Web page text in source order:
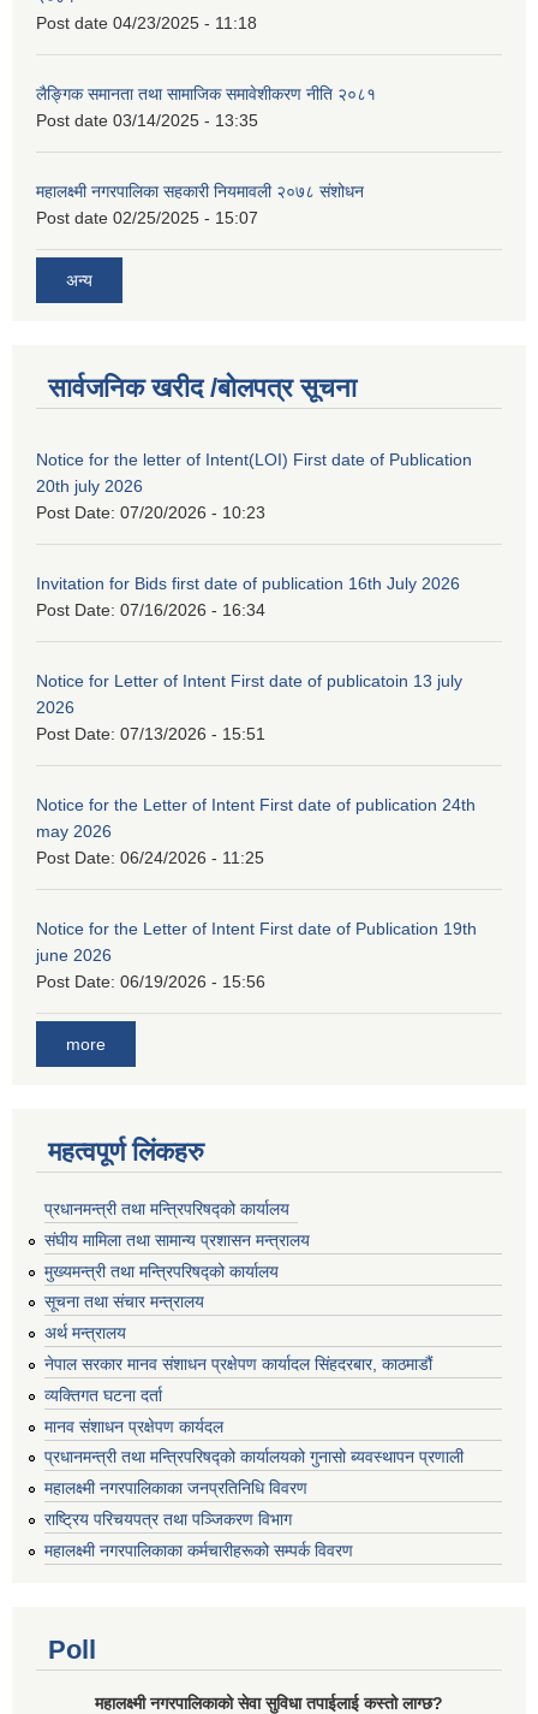
Post date 04/23/2025 - 11:18
लैङ्गिक समानता तथा सामाजिक समावेशीकरण नीति २०८१
Post date 03/14/2025 - 13:35
महालक्ष्मी नगरपालिका सहकारी नियमावली २०७८ संशोधन
Post date 02/25/2025 - 15:07
अन्य
सार्वजनिक खरीद /बोलपत्र सूचना
Notice for the letter of Intent(LOI) First date of Publication
20th july 2026
Post Date: 07/20/2026 - 10:23
Invitation for Bids first date of publication 16th July 2026
Post Date: 07/16/2026 - 16:34
Notice for Letter of Intent First date of publicatoin 13 july
2026
Post Date: 07/13/2026 - 15:51
Notice for the Letter of Intent First date of publication 24th
may 2026
Post Date: 06/24/2026 - 11:25
Notice for the Letter of Intent First date of Publication 19th
june 2026
Post Date: 06/19/2026 - 15:56
more
महत्वपूर्ण लिंकहरु
प्रधानमन्त्री तथा मन्त्रिपरिषद्को कार्यालय
संघीय मामिला तथा सामान्य प्रशासन मन्त्रालय
मुख्यमन्त्री तथा मन्त्रिपरिषद्को कार्यालय
सूचना तथा संचार मन्त्रालय
अर्थ मन्त्रालय
नेपाल सरकार मानव संशाधन प्रक्षेपण कार्यादल सिंहदरबार, काठमाडौं
व्यक्तिगत घटना दर्ता
मानव संशाधन प्रक्षेपण कार्यदल
प्रधानमन्त्री तथा मन्त्रिपरिषद्को कार्यालयको गुनासो ब्यवस्थापन प्रणाली
महालक्ष्मी नगरपालिकाका जनप्रतिनिधि विवरण
राष्ट्रिय परिचयपत्र तथा पञ्जिकरण विभाग
महालक्ष्मी नगरपालिकाका कर्मचारीहरूको सम्पर्क विवरण
Poll
महालक्ष्मी नगरपालिकाको सेवा सुविधा तपाईलाई कस्तो लाग्छ?